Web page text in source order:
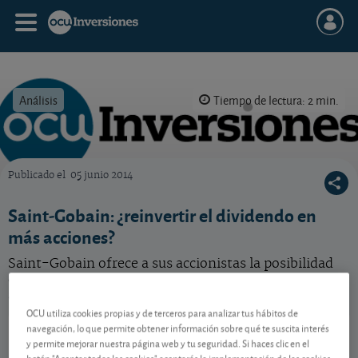
Análisis Tiempo de lectura: 2 min.
Publicado el 05 junio 2014
Saint-Gobain: ¿reinvertir el dividendo en
más acciones?
Saint-Gobain ofrece a sus accionistas la posibilidad
Saint - Gobain
FR0000125007
85,58 EUR
OCU utiliza cookies propias y de terceros para analizar tus hábitos de
navegación, lo que permite obtener información sobre qué te suscita interés
y permite mejorar nuestra página web y tu seguridad. Si haces clic en el